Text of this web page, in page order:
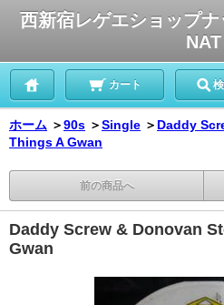
西新宿レゲエショップ
NAT
カート
ホーム ＞90s ＞Single ＞ Daddy
Things A Gwan
前の商品へ
Daddy Screw & Donovan
Gwan